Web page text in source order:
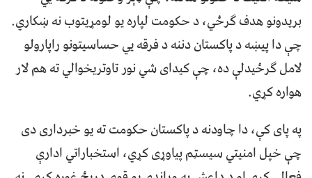
بریدونو هدف ګرځي، د حکومت لپاره یو لومړیتوب نه ښکاري.
چې دا پیښه د پاکستان دننه د فرقه یي حساسیتونو راپارولو
لامل ګرځیدلې ده، چې کیدای شي نور تاوتریخوالي ته هم لار
هواره کړي.
په پای کې، دا چاودنه د پاکستان حکومت ته یو خبرداری دی
چې خپل امنیتي سیسټم پیاوړی کړي، استخباراتي ادارې